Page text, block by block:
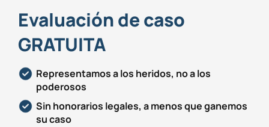
Evaluación de caso
GRATUITA
Representamos a los heridos, no a los
poderosos
Sin honorarios legales, a menos que ganemos
su caso